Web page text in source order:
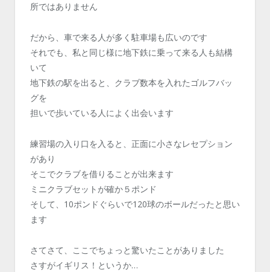
所ではありません
だから、車で来る人が多く駐車場も広いのです
それでも、私と同じ様に地下鉄に乗って来る人も結構
いて
地下鉄の駅を出ると、クラブ数本を入れたゴルフバッ
グを
担いで歩いている人によく出会います
練習場の入り口を入ると、正面に小さなレセプション
があり
そこでクラブを借りることが出来ます
ミニクラブセットが確か５ポンド
そして、10ポンドぐらいで120球のボールだったと思い
ます
さてさて、ここでちょっと驚いたことがありました
さすがイギリス！というか…